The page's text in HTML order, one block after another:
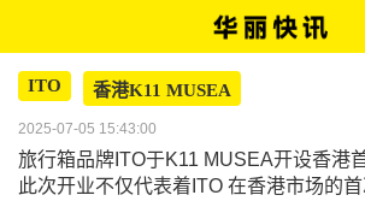
ITO 香港K11 MUSEA
2025-07-05 15:43:00
旅行箱品牌ITO于K11 MUSEA开设香港首
此次开业不仅代表着ITO 在香港市场的